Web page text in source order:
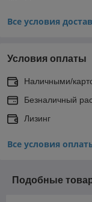
Все условия
Условия оплаты
Наличными/
Безналичный
Лизинг
Все условия
Подобные